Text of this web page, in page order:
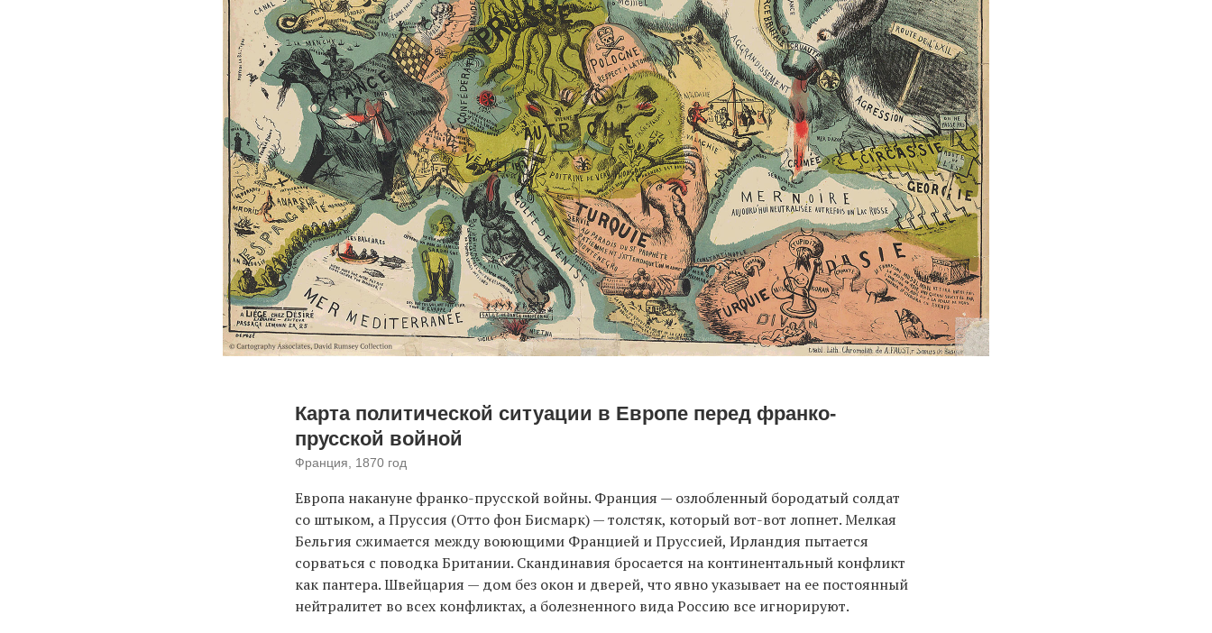
Карта политической ситуации в Европе перед франко-
прусской войной
Франция, 1870 год
Европа накануне франко-прусской войны. Франция — озлобленный бородатый солдат
со штыком, а Пруссия (Отто фон Бисмарк) — толстяк, который вот-вот лопнет. Мелкая
Бельгия сжимается между воюющими Францией и Пруссией, Ирландия пытается
сорваться с поводка Британии. Скандинавия бросается на континентальный конфликт
как пантера. Швейцария — дом без окон и дверей, что явно указывает на ее постоянный
нейтралитет во всех конфликтах, а болезненного вида Россию все игнорируют.